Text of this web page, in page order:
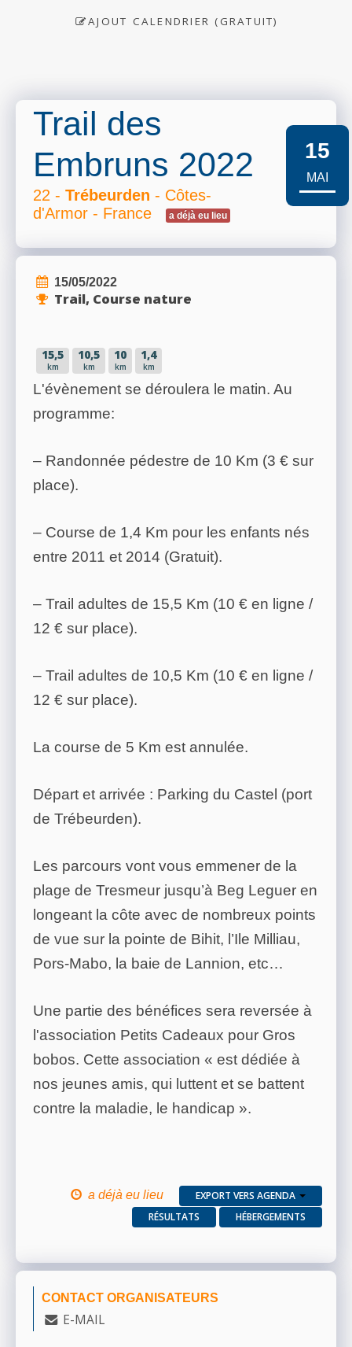
AJOUT CALENDRIER (GRATUIT)
Trail des
Embruns 2022
22 - Trébeurden - Côtes-
d'Armor - France
a déjà eu lieu
15
MAI
15/05/2022
Trail, Course nature
15,5
km
10,5
km
10
km
1,4
km
L'évènement se déroulera le matin. Au
programme:
– Randonnée pédestre de 10 Km (3 € sur
place).
– Course de 1,4 Km pour les enfants nés
entre 2011 et 2014 (Gratuit).
– Trail adultes de 15,5 Km (10 € en ligne /
12 € sur place).
– Trail adultes de 10,5 Km (10 € en ligne /
12 € sur place).
La course de 5 Km est annulée.
Départ et arrivée : Parking du Castel (port
de Trébeurden).
Les parcours vont vous emmener de la
plage de Tresmeur jusqu’à Beg Leguer en
longeant la côte avec de nombreux points
de vue sur la pointe de Bihit, l’Ile Milliau,
Pors-Mabo, la baie de Lannion, etc…
Une partie des bénéfices sera reversée à
l'association Petits Cadeaux pour Gros
bobos. Cette association « est dédiée à
nos jeunes amis, qui luttent et se battent
contre la maladie, le handicap ».
a déjà eu lieu
EXPORT VERS AGENDA
RÉSULTATS
HÉBERGEMENTS
CONTACT ORGANISATEURS
E-MAIL